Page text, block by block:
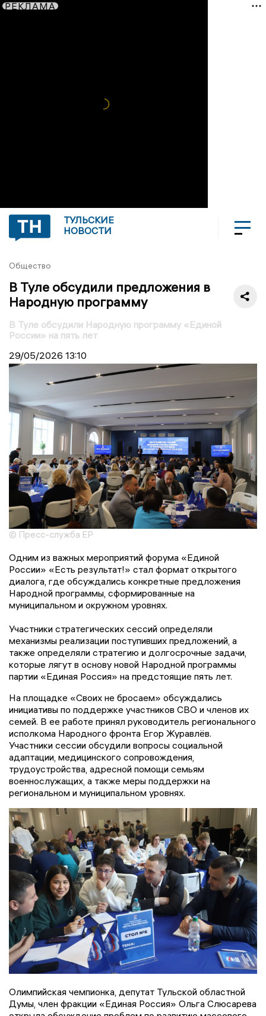
РЕКЛАМА
ТУЛЬСКИЕ
НОВОСТИ
Общество
В Туле обсудили предложения в
Народную программу
В Туле обсудили Народную программу «Единой
России» на пять лет
29/05/2026 13:10
© Пресс-служба ЕР
Одним из важных мероприятий форума «Единой
России» «Есть результат!» стал формат открытого
диалога, где обсуждались конкретные предложения
Народной программы, сформированные на
муниципальном и окружном уровнях.
Участники стратегических сессий определяли
механизмы реализации поступивших предложений, а
также определяли стратегию и долгосрочные задачи,
которые лягут в основу новой Народной программы
партии «Единая Россия» на предстоящие пять лет.
На площадке «Своих не бросаем» обсуждались
инициативы по поддержке участников СВО и членов их
семей. В ее работе принял руководитель регионального
исполкома Народного фронта Егор Журавлёв.
Участники сессии обсудили вопросы социальной
адаптации, медицинского сопровождения,
трудоустройства, адресной помощи семьям
военнослужащих, а также меры поддержки на
региональном и муниципальном уровнях.
Олимпийская чемпионка, депутат Тульской областной
Думы, член фракции «Единая Россия» Ольга Слюсарева